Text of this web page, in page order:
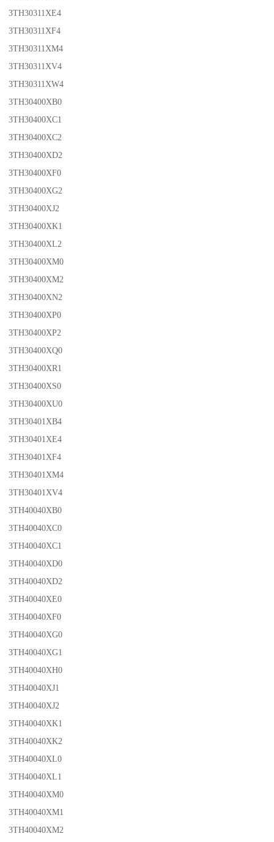
3TH30311XE4
3TH30311XF4
3TH30311XM4
3TH30311XV4
3TH30311XW4
3TH30400XB0
3TH30400XC1
3TH30400XC2
3TH30400XD2
3TH30400XF0
3TH30400XG2
3TH30400XJ2
3TH30400XK1
3TH30400XL2
3TH30400XM0
3TH30400XM2
3TH30400XN2
3TH30400XP0
3TH30400XP2
3TH30400XQ0
3TH30400XR1
3TH30400XS0
3TH30400XU0
3TH30401XB4
3TH30401XE4
3TH30401XF4
3TH30401XM4
3TH30401XV4
3TH40040XB0
3TH40040XC0
3TH40040XC1
3TH40040XD0
3TH40040XD2
3TH40040XE0
3TH40040XF0
3TH40040XG0
3TH40040XG1
3TH40040XH0
3TH40040XJ1
3TH40040XJ2
3TH40040XK1
3TH40040XK2
3TH40040XL0
3TH40040XL1
3TH40040XM0
3TH40040XM1
3TH40040XM2